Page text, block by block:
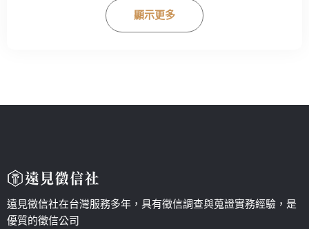
顯示更多
遠見徵信社在台灣服務多年，具有徵信調查與蒐證實務經驗，是
優質的徵信公司